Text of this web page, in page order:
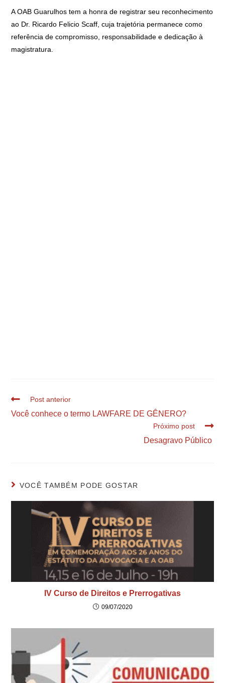
A OAB Guarulhos tem a honra de registrar seu reconhecimento
ao Dr. Ricardo Felicio Scaff, cuja trajetória permanece como
referência de compromisso, responsabilidade e dedicação à
magistratura.
Post anterior
Você conhece o termo LAWFARE DE GÊNERO?
Próximo post
Desagravo Público
VOCÊ TAMBÉM PODE GOSTAR
IV Curso de Direitos e Prerrogativas
09/07/2020